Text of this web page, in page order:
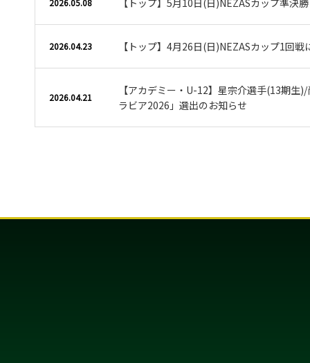
2026.05.08 【トップ】5月10日(日)NEZASカップ準決
2026.04.23 【トップ】4月26日(日)NEZASカップ1回戦
2026.04.21
【アカデミー・U-12】星宗介選手(13期生
ラビア2026」選出のお知らせ